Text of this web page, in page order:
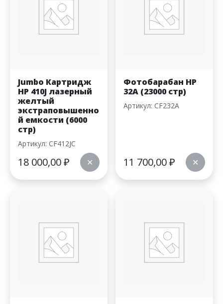
Jumbo Картридж
HP 410J лазерный
желтый
экстраповышенно
й емкости (6000
стр)
Артикул: CF412JC
18 000,00₽ ✕
Фотобарабан HP
32A (23000 стр)
Артикул: CF232A
11 700,00₽ ✕